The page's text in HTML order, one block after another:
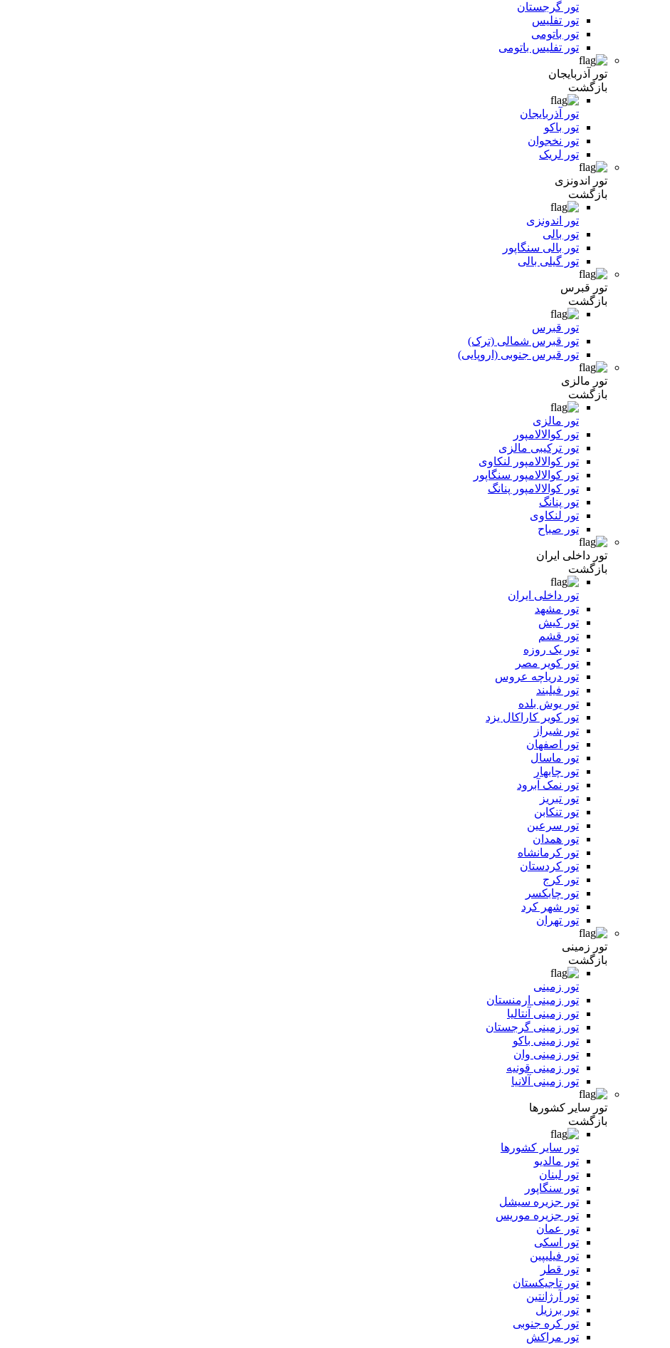
تور گرجستان
تور تفلیس
تور باتومی
تور تفلیس باتومی
تور آذربایجان
بازگشت
تور آذربایجان
تور باکو
تور نخجوان
تور لریک
تور اندونزی
بازگشت
تور اندونزی
تور بالی
تور بالی سنگاپور
تور گیلی بالی
تور قبرس
بازگشت
تور قبرس
تور قبرس شمالی (ترک)
تور قبرس جنوبی (اروپایی)
تور مالزی
بازگشت
تور مالزی
تور کوالالامپور
تور ترکیبی مالزی
تور کوالالامپور لنکاوی
تور کوالالامپور سنگاپور
تور کوالالامپور پنانگ
تور پنانگ
تور لنکاوی
تور صباح
تور داخلی ایران
بازگشت
تور داخلی ایران
تور مشهد
تور کیش
تور قشم
تور یک روزه
تور کویر مصر
تور دریاچه عروس
تور فیلبند
تور یوش بلده
تور کویر کاراکال یزد
تور شیراز
تور اصفهان
تور ماسال
تور چابهار
تور نمک آبرود
تور تبریز
تور تنکابن
تور سرعین
تور همدان
تور کرمانشاه
تور کردستان
تور کرج
تور چابکسر
تور شهر کرد
تور تهران
تور زمینی
بازگشت
تور زمینی
تور زمینی ارمنستان
تور زمینی آنتالیا
تور زمینی گرجستان
تور زمینی باکو
تور زمینی وان
تور زمینی قونیه
تور زمینی آلانیا
تور سایر کشورها
بازگشت
تور سایر کشورها
تور مالدیو
تور لبنان
تور سنگاپور
تور جزیره سیشل
تور جزیره موریس
تور عمان
تور اسکی
تور فیلیپین
تور قطر
تور تاجیکستان
تور آرژانتین
تور برزیل
تور کره جنوبی
تور مراکش